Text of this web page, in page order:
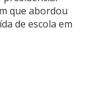
que abordou
de escola em